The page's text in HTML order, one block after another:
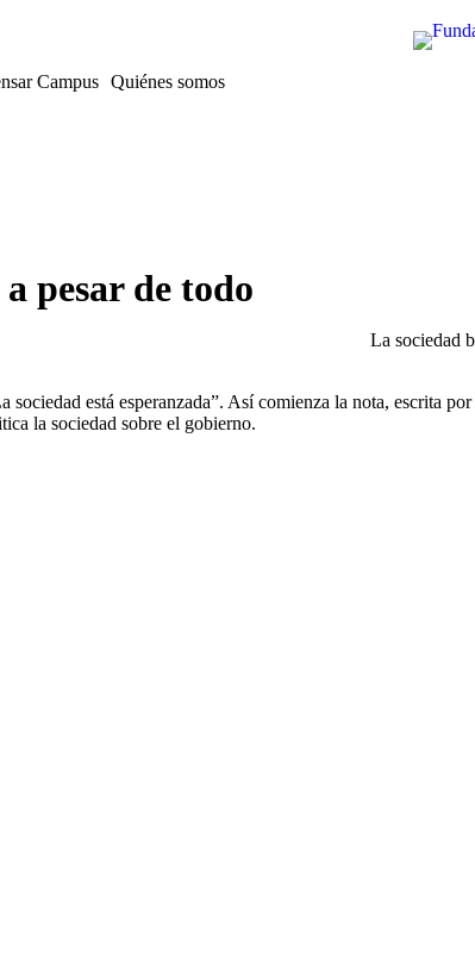
Campus Quiénes somos
pesar de todo
sociedad está esperanzada”. Así comienza la nota, escrita
la sociedad sobre el gobierno.